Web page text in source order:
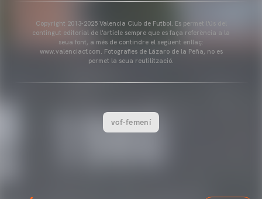
Copyright 2013-2025 Valencia Club de Futbol. Es permet l'ús del
contingut editorial de l'article sempre que es faça referència a la
seua font, a més de contindre el següent enllaç:
www.valenciacf.com. Fotografies de Lázaro de la Peña, no es
permet la seua reutilització.
vcf-femení